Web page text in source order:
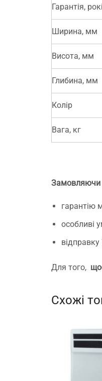
Гарантія,
Ширина, мм
Висота, мм
Глибина, мм
Колір
Вага, кг
Замовляючи
гарантію
особливі
Для того,
Схожі